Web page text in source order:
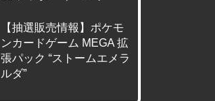
【抽選販売情報】ポケモ
ンカードゲーム MEGA 拡
張パック “ストームエメラ
ルダ”